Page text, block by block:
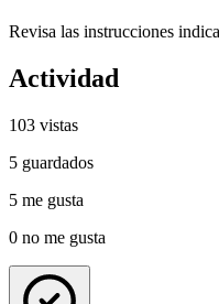
Revisa las instrucciones
Actividad
103 vistas
5 guardados
5 me gusta
0 no me gusta